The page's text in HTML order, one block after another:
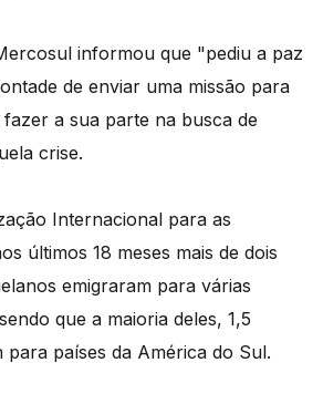
informou que "pediu a paz
de enviar uma missão para
a sua parte na busca de
crise.
Internacional para as
últimos 18 meses mais de dois
emigraram para várias
que a maioria deles, 1,5
para países da América do Sul.